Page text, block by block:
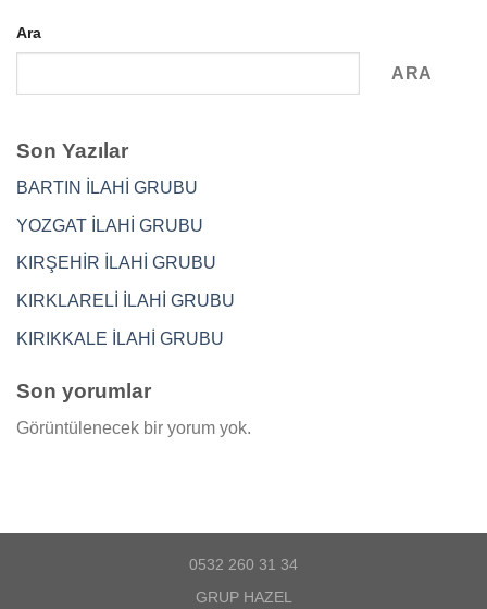
Ara
ARA
Son Yazılar
BARTIN İLAHİ GRUBU
YOZGAT İLAHİ GRUBU
KIRŞEHİR İLAHİ GRUBU
KIRKLARELİ İLAHİ GRUBU
KIRIKKALE İLAHİ GRUBU
Son yorumlar
Görüntülenecek bir yorum yok.
0532 260 31 34
GRUP HAZEL